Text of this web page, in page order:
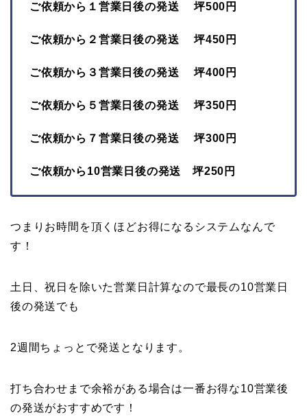
ご依頼から１営業日後の発送 坪500円
ご依頼から２営業日後の発送 坪450円
ご依頼から３営業日後の発送 坪400円
ご依頼から５営業日後の発送 坪350円
ご依頼から７営業日後の発送 坪300円
ご依頼から10営業日後の発送 坪250円
つまりお時間を頂くほどお得になるシステムなんで
す！
土日、祝日を除いた営業日計算なので最長の10営業日
後の発送でも
2週間ちょっとで発送となります。
打ち合わせまで余裕がある場合は一番お得な10営業後
の発送がおすすめです！